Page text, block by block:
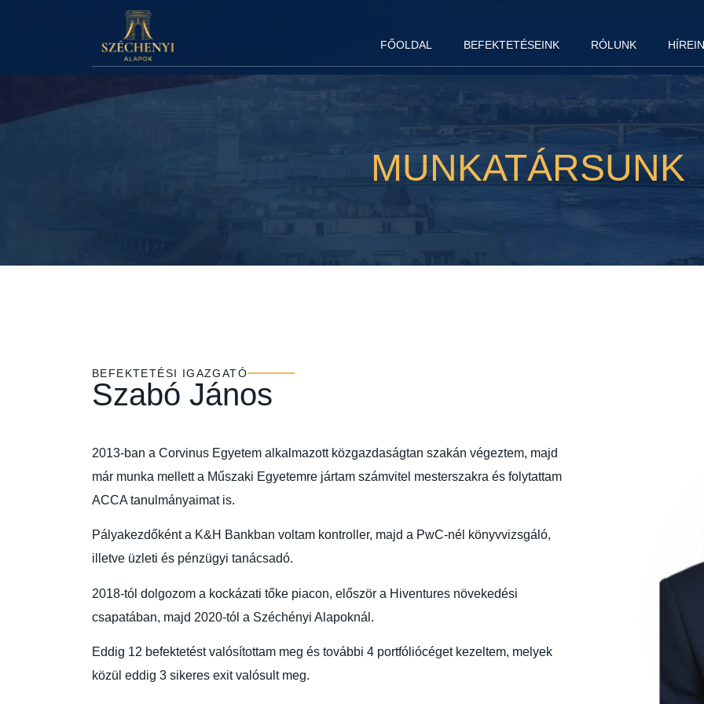
FŐOLDAL BEFEKTETÉSEINK RÓLUNK
MUNKATÁRSUNK
BEFEKTETÉSI IGAZGATÓ
Szabó János
2013-ban a Corvinus Egyetem alkalmazott közgazdaságtan szakán végeztem, majd
már munka mellett a Műszaki Egyetemre jártam számvitel mesterszakra és folytattam
ACCA tanulmányaimat is.
Pályakezdőként a K&H Bankban voltam kontroller, majd a PwC-nél könyvvizsgáló,
illetve üzleti és pénzügyi tanácsadó.
2018-tól dolgozom a kockázati tőke piacon, először a Hiventures növekedési
csapatában, majd 2020-tól a Széchényi Alapoknál.
Eddig 12 befektetést valósítottam meg és további 4 portfóliócéget kezeltem, melyek
közül eddig 3 sikeres exit valósult meg.